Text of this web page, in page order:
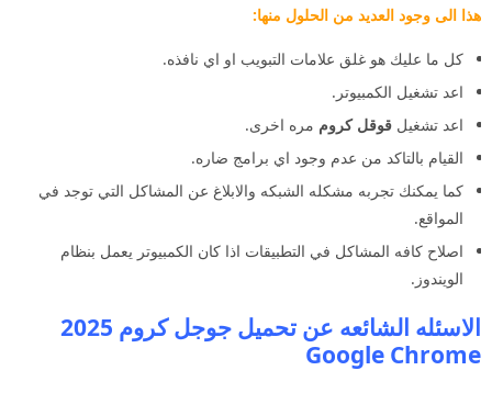
هذا الى وجود العديد من الحلول منها:
كل ما عليك هو غلق علامات التبويب او اي نافذه.
اعد تشغيل الكمبيوتر.
اعد تشغيل قوقل كروم مره اخرى.
القيام بالتاكد من عدم وجود اي برامج ضاره.
كما يمكنك تجربه مشكله الشبكه والابلاغ عن المشاكل التي توجد في
المواقع.
اصلاح كافه المشاكل في التطبيقات اذا كان الكمبيوتر يعمل بنظام
الويندوز.
الاسئله الشائعه عن تحميل جوجل كروم 2025
Google Chrome